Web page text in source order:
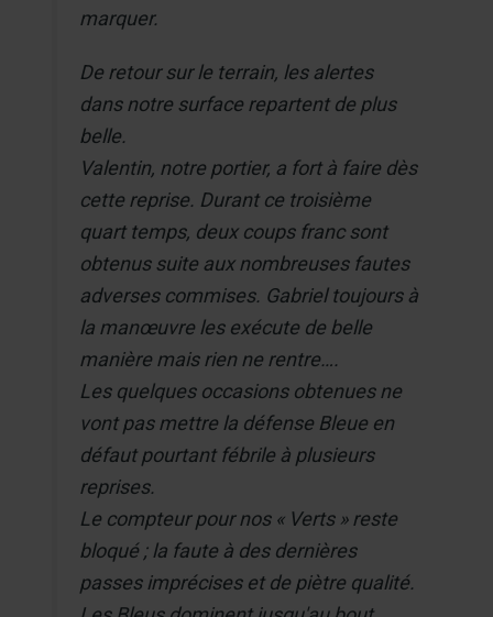
marquer.
De retour sur le terrain, les alertes
dans notre surface repartent de plus
belle.
Valentin, notre portier, a fort à faire dès
cette reprise. Durant ce troisième
quart temps, deux coups franc sont
obtenus suite aux nombreuses fautes
adverses commises. Gabriel toujours à
la manœuvre les exécute de belle
manière mais rien ne rentre….
Les quelques occasions obtenues ne
vont pas mettre la défense Bleue en
défaut pourtant fébrile à plusieurs
reprises.
Le compteur pour nos « Verts » reste
bloqué ; la faute à des dernières
passes imprécises et de piètre qualité.